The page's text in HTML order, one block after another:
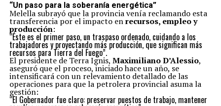
“Un paso para la soberanía energética”
Melella subrayó que la provincia venía reclamando esta
transferencia por el impacto enrecursos, empleo y
producción:
“Éste es el primer paso, un traspaso ordenado, cuidando a los
trabajadores y proyectando más producción, que significan más
recursos para Tierra del Fuego”.
El presidente de Terra Ignis, Maximiliano D’Alessio,
aseguró que el proceso, iniciado hace un año, se
intensificará con un relevamiento detallado de las
operaciones para que la petrolera provincial asuma la
gestión:
“El Gobernador fue claro: preservar puestos de trabajo, mantener